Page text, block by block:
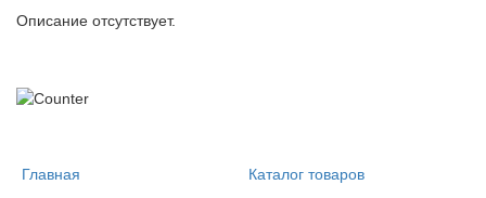
Описание отсутствует.
Главная Каталог товаров